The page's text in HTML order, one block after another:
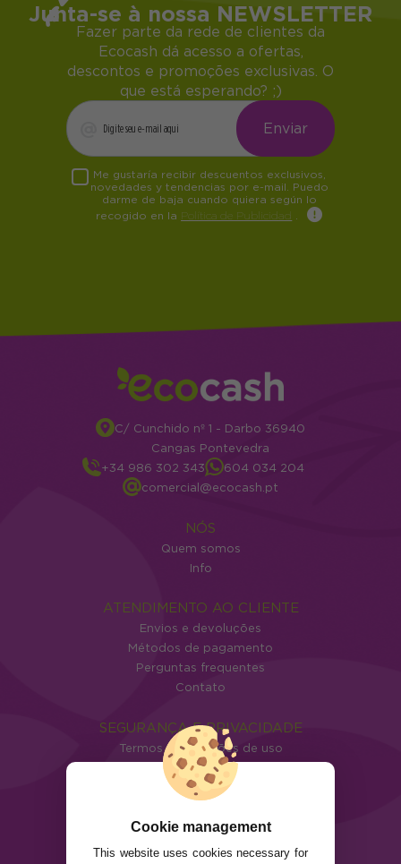
Junta-se à nossa NEWSLETTER
Fazer parte da rede de clientes da
Ecocash dá acesso a ofertas,
descontos e promoções exclusivas. O
que está esperando? ;)
Me gustaría recibir descuentos exclusivos,
novedades y tendencias por e-mail. Puedo
darme de baja cuando quiera según lo
recogido en la Política de Publicidad
C/ Cunchido nº 1 - Darbo 36940
Cangas Pontevedra
+34 986 302 343
604 034 204
comercial@ecocash.pt
NÓS
Quem somos
Info
ATENDIMENTO AO CLIENTE
Envios e devoluções
Métodos de pagamento
Perguntas frequentes
Contato
SEGURANÇA E PRIVACIDADE
Termos e condições de uso
Política de privacidade
Política de cookies
Cookie management
This website uses cookies necessary for